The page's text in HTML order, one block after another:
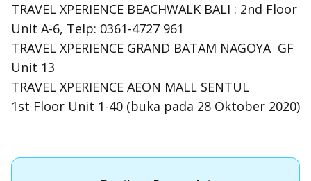
TRAVEL XPERIENCE BEACHWALK BALI : 2nd Floor
Unit A-6, Telp: 0361-4727 961
TRAVEL XPERIENCE GRAND BATAM NAGOYA GF
Unit 13
TRAVEL XPERIENCE AEON MALL SENTUL
1st Floor Unit 1-40 (buka pada 28 Oktober 2020)